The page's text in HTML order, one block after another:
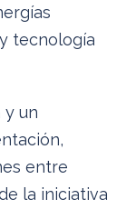
tecnología
y un
entre
la iniciativa